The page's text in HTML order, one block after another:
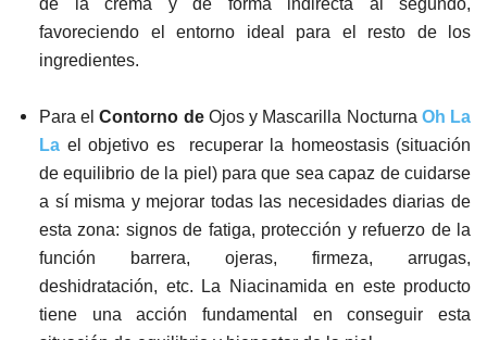
de la crema y de forma indirecta al segundo,
favoreciendo el entorno ideal para el resto de los
ingredientes.
Para elContorno de Ojos y Mascarilla Nocturna Oh La
La el objetivo es recuperar la homeostasis (situación
de equilibrio de la piel) para que sea capaz de cuidarse
a sí misma y mejorar todas las necesidades diarias de
esta zona: signos de fatiga, protección y refuerzo de la
función barrera, ojeras, firmeza, arrugas,
deshidratación, etc. La Niacinamida en este producto
tiene una acción fundamental en conseguir esta